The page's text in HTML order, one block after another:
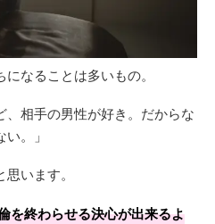
なることは多いもの。
、相手の男性が好き。だからな
。」
います。
を終わらせる決心が出来るよ